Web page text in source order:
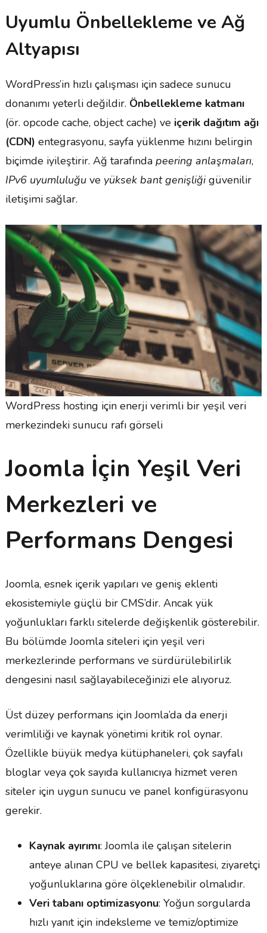
Uyumlu Önbellekleme ve Ağ
Altyapısı
WordPress’in hızlı çalışması için sadece sunucu
donanımı yeterli değildir. Önbellekleme katmanı
(ör. opcode cache, object cache) ve içerik dağıtım ağı
(CDN) entegrasyonu, sayfa yüklenme hızını belirgin
biçimde iyileştirir. Ağ tarafında peering anlaşmaları,
IPv6 uyumluluğuve yüksek bant genişliğigüvenilir
iletişimi sağlar.
WordPress hosting için enerji verimli bir yeşil veri
merkezindeki sunucu rafı görseli
Joomla İçin Yeşil Veri
Merkezleri ve
Performans Dengesi
Joomla, esnek içerik yapıları ve geniş eklenti
ekosistemiyle güçlü bir CMS’dir. Ancak yük
yoğunlukları farklı sitelerde değişkenlik gösterebilir.
Bu bölümde Joomla siteleri için yeşil veri
merkezlerinde performans ve sürdürülebilirlik
dengesini nasıl sağlayabileceğinizi ele alıyoruz.
Üst düzey performans için Joomla’da da enerji
verimliliği ve kaynak yönetimi kritik rol oynar.
Özellikle büyük medya kütüphaneleri, çok sayfalı
bloglar veya çok sayıda kullanıcıya hizmet veren
siteler için uygun sunucu ve panel konfigürasyonu
gerekir.
Kaynak ayırımı: Joomla ile çalışan sitelerin
anteye alınan CPU ve bellek kapasitesi, ziyaretçi
yoğunluklarına göre ölçeklenebilir olmalıdır.
Veri tabanı optimizasyonu: Yoğun sorgularda
hızlı yanıt için indeksleme ve temiz/optimize